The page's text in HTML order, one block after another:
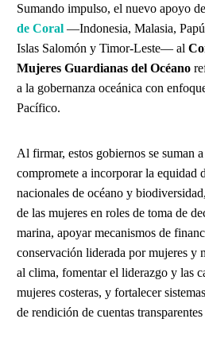
Sumando impulso, el nuevo apoyo
de Coral —Indonesia, Malasia,
Islas Salomón y Timor-Leste— al
Mujeres Guardianas del Océano
a la gobernanza oceánica con
Pacífico.
Al firmar, estos gobiernos se suman
compromete a incorporar la equidad
nacionales de océano y
de las mujeres en roles de toma de
marina, apoyar mecanismos de
conservación liderada por mujeres y
al clima, fomentar el liderazgo y las
mujeres costeras, y fortalecer
de rendición de cuentas